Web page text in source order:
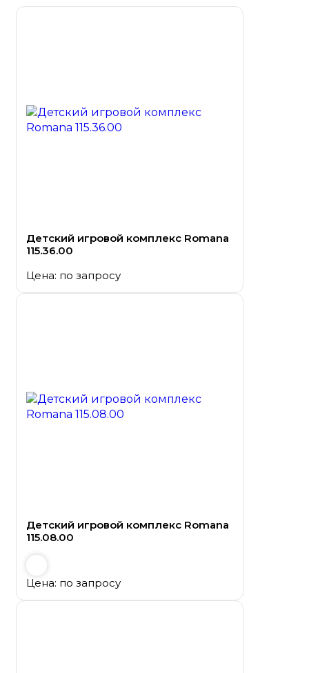
Детский игровой комплекс Romana
115.36.00
Цена: по запросу
Детский игровой комплекс Romana
115.08.00
Цена: по запросу